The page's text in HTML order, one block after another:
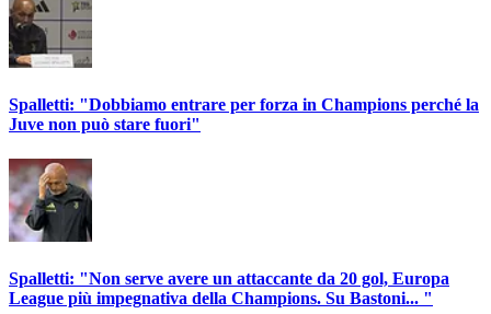
Spalletti: "Dobbiamo entrare per forza in Champions perché la
Juve non può stare fuori"
Spalletti: "Non serve avere un attaccante da 20 gol, Europa
League più impegnativa della Champions. Su Bastoni... "